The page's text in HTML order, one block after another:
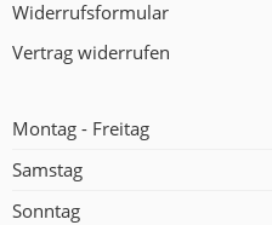
Widerrufsformular
Vertrag widerrufen
Montag - Freitag
Samstag
Sonntag